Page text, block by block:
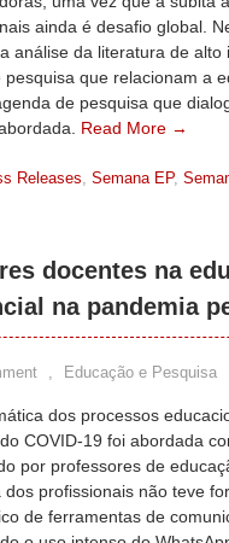
ainda é desafio global.
análise da literatura de
pesquisa que relacionam a
de pesquisa que
Read More →
Releases, Semana EP,
docentes na
na pandemia
, Educação e Pesquisa
dos processos
COVID-19 foi abordada
por professores de
dos profissionais não teve
de ferramentas de